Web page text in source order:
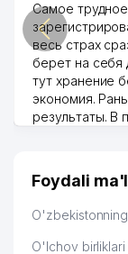
Самое
весь страх
берет на себя
тут хранение
экономия.
результаты. В
дальше
Hamida
Foydali
O'lchov birliklari